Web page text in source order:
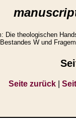
Die theologischen
Bestandes W und
Seite zurück|